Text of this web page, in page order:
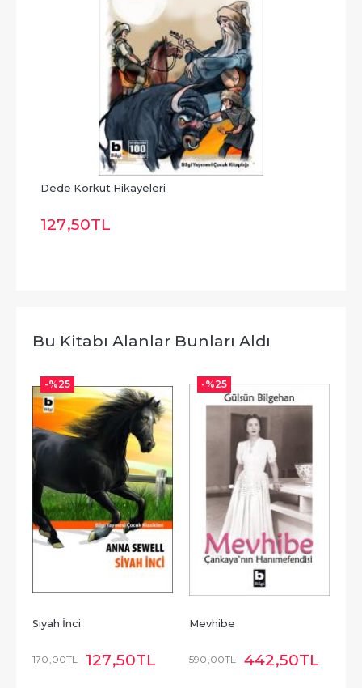
Dede Korkut Hikayeleri
127,50TL
Bu Kitabı Alanlar Bunları Aldı
-%25
Siyah İnci
170,00TL 127,50TL
-%25
Mevhibe
590,00TL 442,50TL